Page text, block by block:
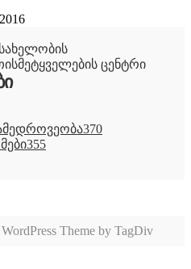
ცენტრი
370
355
Theme by TagDiv